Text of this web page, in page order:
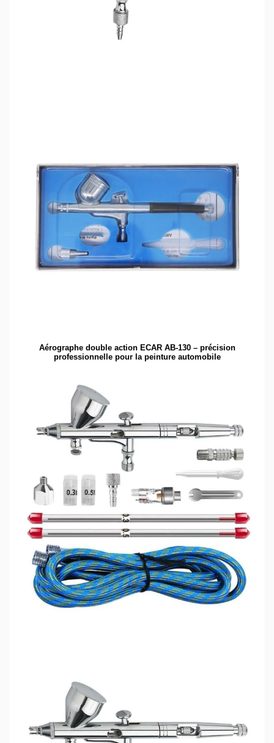
Aérographe double action ECAR AB-130 – précision
professionnelle pour la peinture automobile